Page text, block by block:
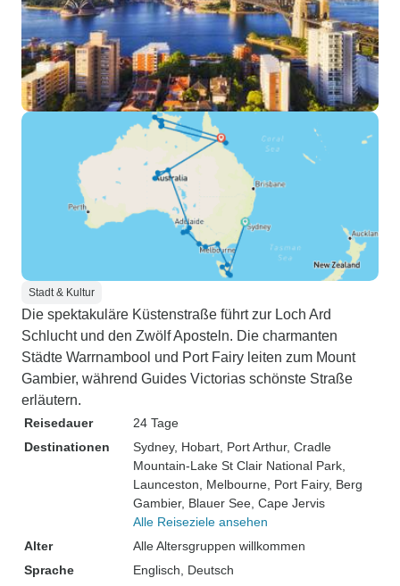
Stadt & Kultur
Die spektakuläre Küstenstraße führt zur Loch Ard
Schlucht und den Zwölf Aposteln. Die charmanten
Städte Warrnambool und Port Fairy leiten zum Mount
Gambier, während Guides Victorias schönste Straße
erläutern.
Reisedauer
24 Tage
Destinationen
Sydney, Hobart , Port Arthur, Cradle
Mountain-Lake St Clair National Park
Launceston , Melbourne , Port Fairy, Berg
Gambier, Blauer See , Cape Jervis
Alle Reiseziele ansehen
Alter
Alle Altersgruppen willkommen
Sprache
Englisch, Deutsch